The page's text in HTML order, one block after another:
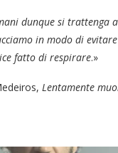
dunque si trattenga
in modo di
fatto di respirare.»
Lentamente